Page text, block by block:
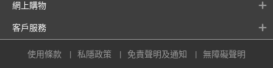
網上購物
客戶服務
使用條款 私隱政策 免責聲明及通知 無障礙聲明